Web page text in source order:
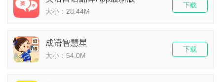
大小：28.44M
下载
成语智慧星
大小：54.0M
下载